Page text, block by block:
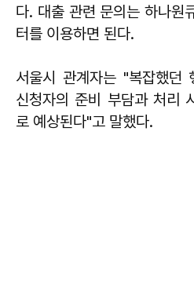
다. 대출 관련 문의는 하나원
터를 이용하면 된다.
서울시 관계자는 "복잡했던
신청자의 준비 부담과 처리
로 예상된다"고 말했다.